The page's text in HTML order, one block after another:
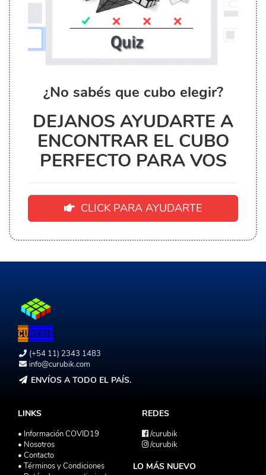
¿No sabés que cubo elegir?
DEJANOS AYUDARTE A
ENCONTRAR EL CUBO
PERFECTO PARA VOS
CLICK PARA AYUDARTE
(+54 11) 2343 1483
info@curubik.com
ENVÍOS A TODO EL PAÍS.
LINKS
• Información COVID19
• Nosotros
• Contacto
• Términos y Condiciones
REDES
/curubik
/curubik
LO MÁS NUEVO